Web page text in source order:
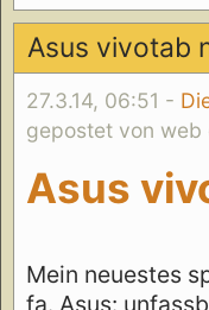
Asus vivotab
27.3.14, 06:51 -
gepostet von web
Asus
Mein neuestes
fa. Asus: